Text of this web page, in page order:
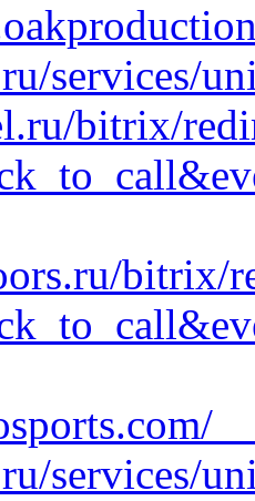
services/
bitrix/
bitrix/
services/